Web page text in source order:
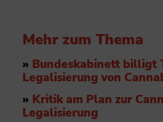
Mehr zum Thema
» Bundeskabinett billigt
Legalisierung von
» Kritik am Plan zur
Legalisierung